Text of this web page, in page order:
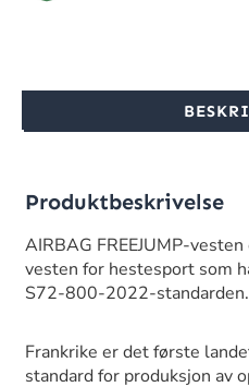
Produktbeskrivelse
AIRBAG FREEJUMP-
vesten for hestesport som
S72-800-2022-standarden.
Frankrike er det første
standard for produksjon av